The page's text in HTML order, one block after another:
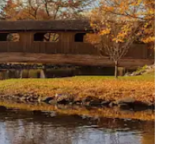
hacia abajo, o bien tocando y